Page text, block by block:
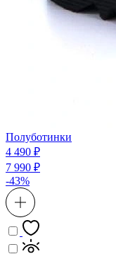
Полуботинки
4 490 ₽
7 990 ₽
-43%